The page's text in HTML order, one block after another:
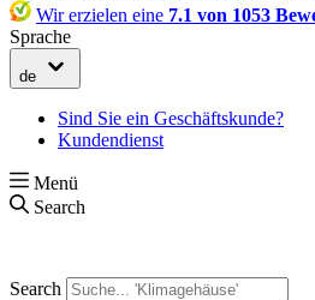
Wir erzielen eine 7.1 von 1053
Sprache
de
Sind Sie ein Geschäftskunde?
Kundendienst
Menü
Search
Search